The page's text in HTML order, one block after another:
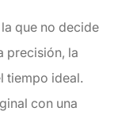
que no decide
precisión, la
tiempo ideal.
con una